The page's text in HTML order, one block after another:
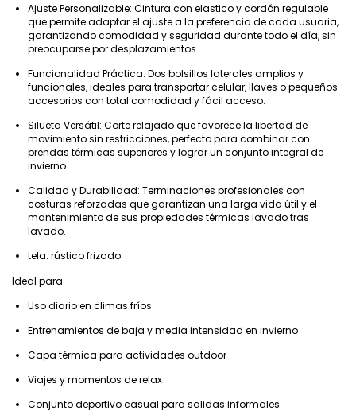
Ajuste Personalizable: Cintura con elastico y cordón regulable
que permite adaptar el ajuste a la preferencia de cada usuaria,
garantizando comodidad y seguridad durante todo el día, sin
preocuparse por desplazamientos.
Funcionalidad Práctica: Dos bolsillos laterales amplios y
funcionales, ideales para transportar celular, llaves o pequeños
accesorios con total comodidad y fácil acceso.
Silueta Versátil: Corte relajado que favorece la libertad de
movimiento sin restricciones, perfecto para combinar con
prendas térmicas superiores y lograr un conjunto integral de
invierno.
Calidad y Durabilidad: Terminaciones profesionales con
costuras reforzadas que garantizan una larga vida útil y el
mantenimiento de sus propiedades térmicas lavado tras
lavado.
tela: rústico frizado
Ideal para:
Uso diario en climas fríos
Entrenamientos de baja y media intensidad en invierno
Capa térmica para actividades outdoor
Viajes y momentos de relax
Conjunto deportivo casual para salidas informales